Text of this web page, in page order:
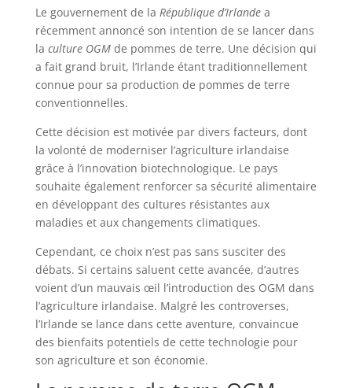
Le gouvernement de la République d’Irlandea
récemment annoncé son intention de se lancer dans
la culture OGMde pommes de terre. Une décision qui
a fait grand bruit, l’Irlande étant traditionnellement
connue pour sa production de pommes de terre
conventionnelles.
Cette décision est motivée par divers facteurs, dont
la volonté de moderniser l’agriculture irlandaise
grâce à l’innovation biotechnologique. Le pays
souhaite également renforcer sa sécurité alimentaire
en développant des cultures résistantes aux
maladies et aux changements climatiques.
Cependant, ce choix n’est pas sans susciter des
débats. Si certains saluent cette avancée, d’autres
voient d’un mauvais œil l’introduction des OGM dans
l’agriculture irlandaise. Malgré les controverses,
l’Irlande se lance dans cette aventure, convaincue
des bienfaits potentiels de cette technologie pour
son agriculture et son économie.